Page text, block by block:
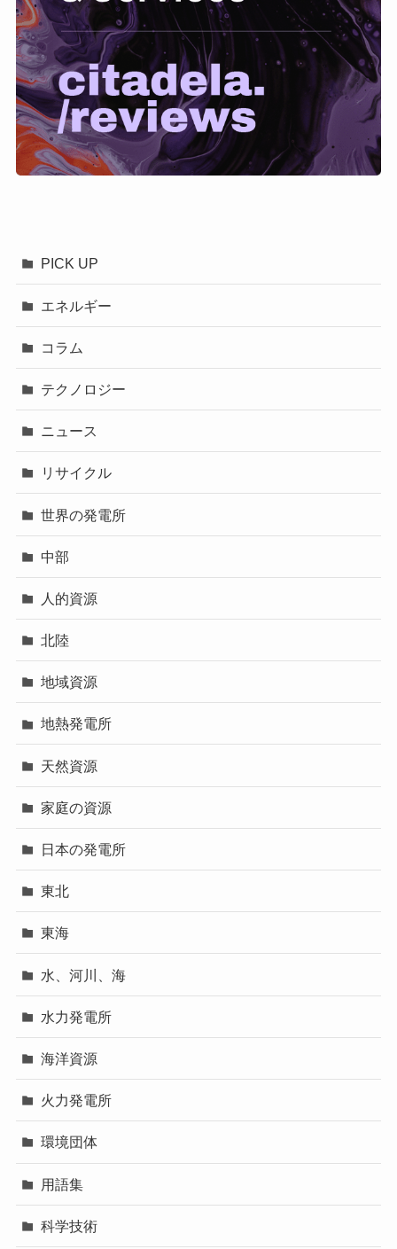
PICK UP
エネルギー
コラム
テクノロジー
ニュース
リサイクル
世界の発電所
中部
人的資源
北陸
地域資源
地熱発電所
天然資源
家庭の資源
日本の発電所
東北
東海
水、河川、海
水力発電所
海洋資源
火力発電所
環境団体
用語集
科学技術